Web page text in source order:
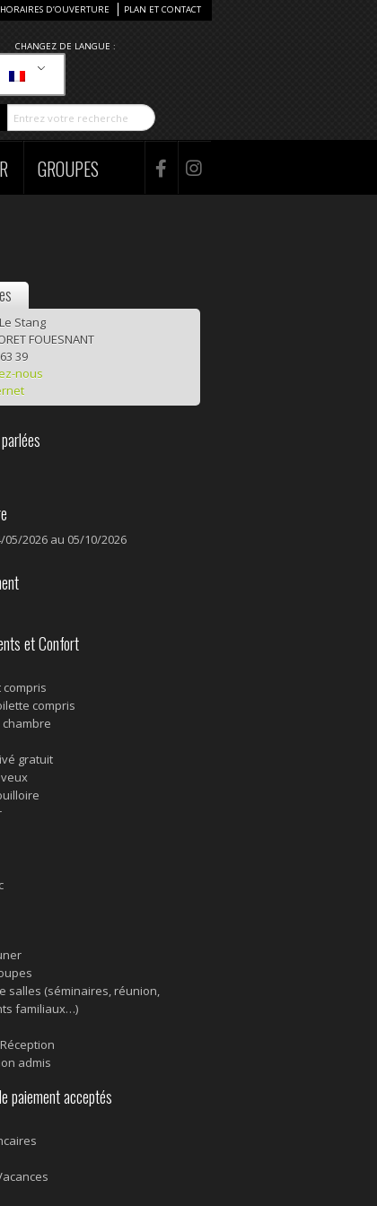
CHANGEZ DE LANGUE :
D’OUVERTURE PLAN ET CONTACT
GROUPES
Stang
FOUESNANT
39
nous
2026 au 05/10/2026
et Confort
compris
compris
chambre
gratuit
salles (séminaires, réunion,
familiaux…)
admis
paiement acceptés